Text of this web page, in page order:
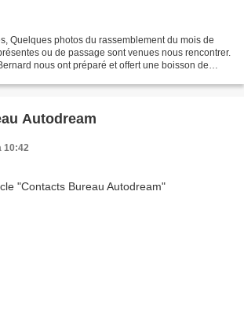
Quelques photos du rassemblement du mois de
ou de passage sont venues nous rencontrer.
nous ont préparé et offert une boisson de
Autodream
10:42